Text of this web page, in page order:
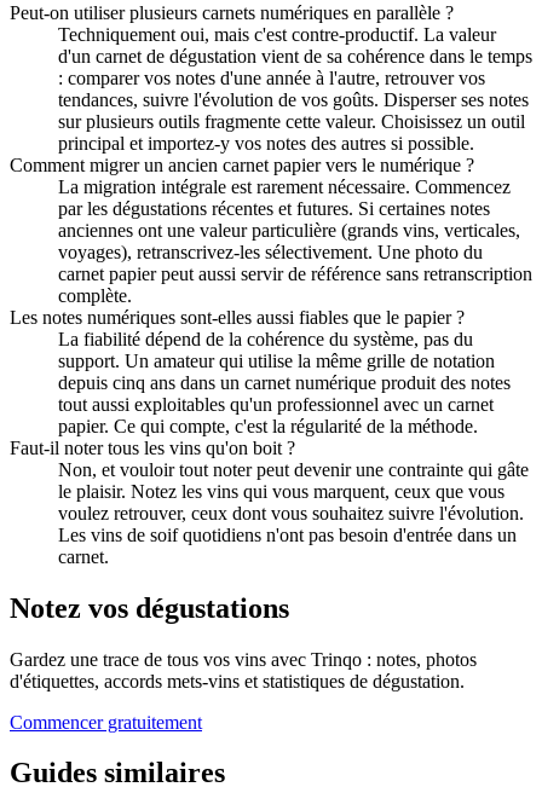
Peut-on utiliser plusieurs carnets numériques en parallèle ?
Techniquement oui, mais c'est contre-productif. La valeur
d'un carnet de dégustation vient de sa cohérence dans le temps
: comparer vos notes d'une année à l'autre, retrouver vos
tendances, suivre l'évolution de vos goûts. Disperser ses notes
sur plusieurs outils fragmente cette valeur. Choisissez un outil
principal et importez-y vos notes des autres si possible.
Comment migrer un ancien carnet papier vers le numérique ?
La migration intégrale est rarement nécessaire. Commencez
par les dégustations récentes et futures. Si certaines notes
anciennes ont une valeur particulière (grands vins, verticales,
voyages), retranscrivez-les sélectivement. Une photo du
carnet papier peut aussi servir de référence sans retranscription
complète.
Les notes numériques sont-elles aussi fiables que le papier ?
La fiabilité dépend de la cohérence du système, pas du
support. Un amateur qui utilise la même grille de notation
depuis cinq ans dans un carnet numérique produit des notes
tout aussi exploitables qu'un professionnel avec un carnet
papier. Ce qui compte, c'est la régularité de la méthode.
Faut-il noter tous les vins qu'on boit ?
Non, et vouloir tout noter peut devenir une contrainte qui gâte
le plaisir. Notez les vins qui vous marquent, ceux que vous
voulez retrouver, ceux dont vous souhaitez suivre l'évolution.
Les vins de soif quotidiens n'ont pas besoin d'entrée dans un
carnet.
Notez vos dégustations
Gardez une trace de tous vos vins avec Trinqo : notes, photos
d'étiquettes, accords mets-vins et statistiques de dégustation.
Commencer gratuitement
Guides similaires